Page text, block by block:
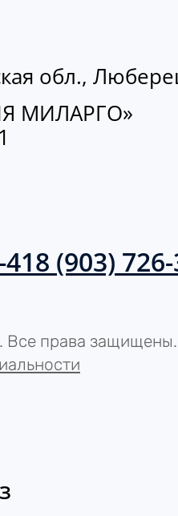
обл.,
МИЛАРГО»
8 (903)
Все права защищены.